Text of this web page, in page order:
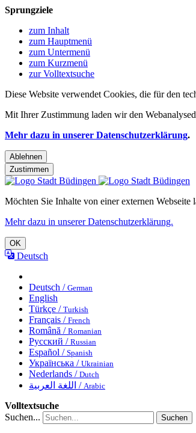
Sprungziele
zum Inhalt
zum Hauptmenü
zum Untermenü
zum Kurzmenü
zur Volltextsuche
Diese Website verwendet Cookies, die für den
Mit Ihrer Zustimmung laden wir den
Mehr dazu in unserer Datenschutzerklärung.
Ablehnen
Zustimmen
Möchten Sie Inhalte von einer externen Webseite
Mehr dazu in unserer Datenschutzerklärung.
OK
Deutsch
Deutsch / German
English
Türkçe / Turkish
Français / French
Română / Romanian
Русский / Russian
Español / Spanish
Українська / Ukrainian
Nederlands / Dutch
اللغة العربية / Arabic
Volltextsuche
Suchen...
Suchen